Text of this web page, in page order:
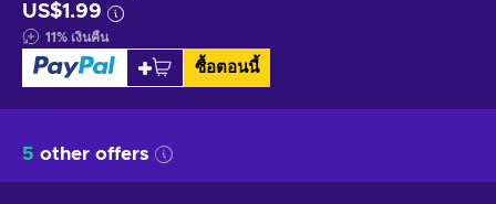
US$1.99
11% เงินคืน
ซื้อตอนนี้
5 other offers